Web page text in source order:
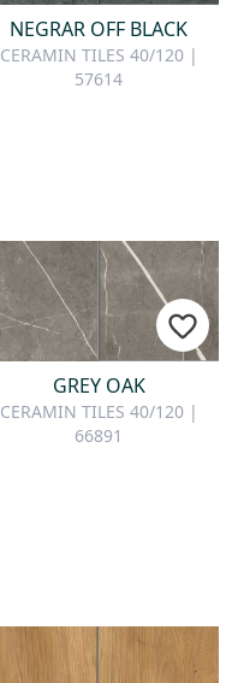
NEGRAR OFF BLACK
CERAMIN TILES 40/120 |
57614
GREY OAK
CERAMIN TILES 40/120 |
66891